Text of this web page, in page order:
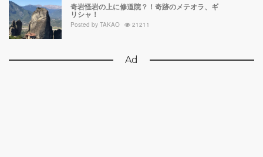
奇岩怪岩の上に修道院？！奇跡のメテオラ、ギ
リシャ！
Posted by TAKAO 21211
Ad